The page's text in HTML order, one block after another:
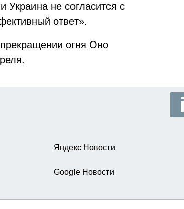
Украина не согласится с
ответ».
огня Оно
Яндекс Новости
Google Новости